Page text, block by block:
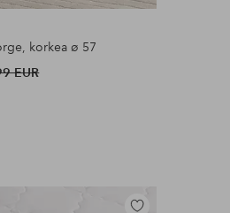
samankaltaisia
korkea ø 57
EUR